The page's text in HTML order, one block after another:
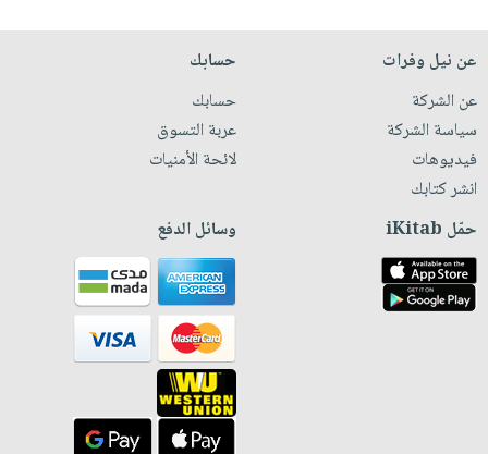
عن نيل وفرات
عن الشركة
سياسة الشركة
فيديوهات
انشر كتابك
حسابك
حسابك
عربة التسوق
لائحة الأمنيات
حمّل iKitab وسائل الدفع